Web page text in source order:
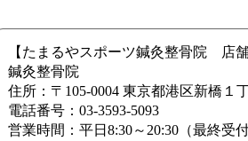
【たまるやスポーツ鍼灸整骨院 店
鍼灸整骨院
住所：〒105-0004 東京都港区新橋１
電話番号：03-3593-5093
営業時間：平日8:30～20:30（最終受